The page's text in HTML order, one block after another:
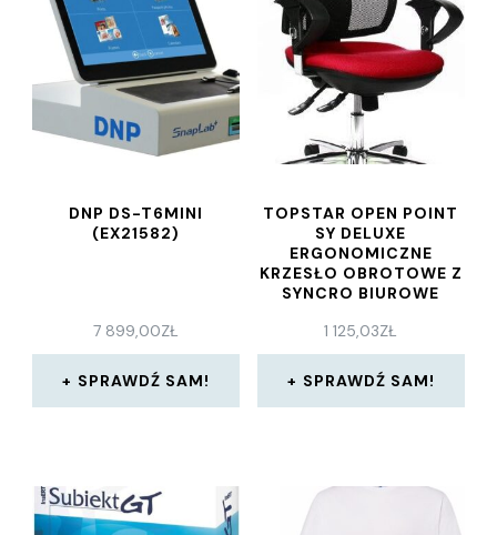
DNP DS-T6MINI
(EX21582)
7 899,00ZŁ
SPRAWDŹ SAM!
TOPSTAR OPEN POINT
SY DELUXE
ERGONOMICZNE
KRZESŁO OBROTOWE Z
SYNCRO BIUROWE
REGULACJĄ
WYSOKOŚCI) TKANINA
CZERWONE
1 125,03ZŁ
SPRAWDŹ SAM!